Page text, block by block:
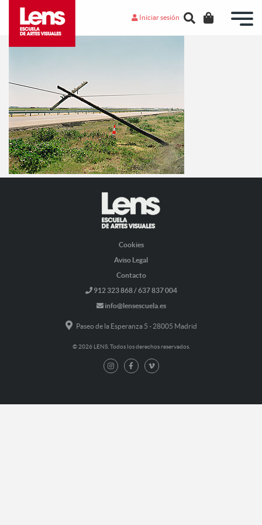
Iniciar sesión
Cookies
Aviso Legal
Contacto
912 323 868 / 637 837 004
info@lensescuela.es
Paseo de la Esperanza 5 - 28005 Madrid
© 2026 LENS. Todos los derechos reservados.